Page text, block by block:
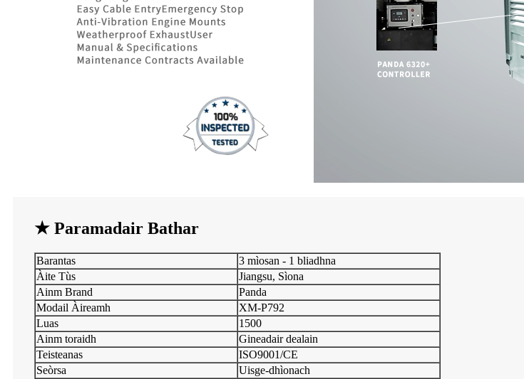
★ Paramadair Bathar
Barantas
3 mìosan - 1 bliadhna
Àite Tùs
Jiangsu, Sìona
Ainm Brand
Panda
Modail Àireamh
XM-P792
Luas
1500
Ainm toraidh
Gineadair dealain
Teisteanas
ISO9001/CE
Seòrsa
Uisge-dhìonach